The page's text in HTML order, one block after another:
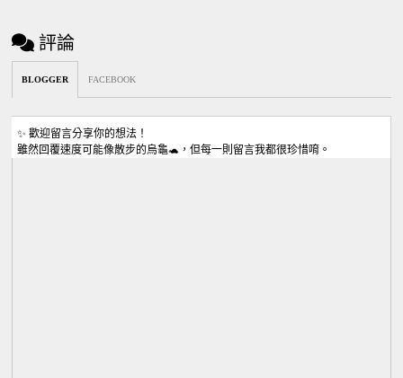
評論
BLOGGER FACEBOOK
✨ 歡迎留言分享你的想法！
雖然回覆速度可能像散步的烏龜🐢，但每一則留言我都很珍惜唷。